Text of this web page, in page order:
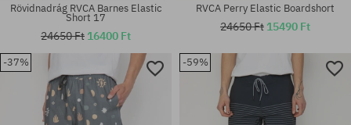
Elérhető méretek:
Elérhető méretek:
28; 29; 30; 31; 32; 33; 34
Rövidnadrág RVCA Barnes Elastic
Short 17
24650 Ft 16400 Ft
RVCA Perry Elastic Boardshort
24650 Ft 15490 Ft
-37% -59%